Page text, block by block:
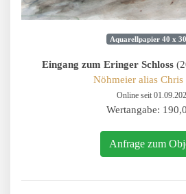
Aquarellpapier 40 x
Eingang zum Eringer Schloss
Nöhmeier alias Chris
Online seit
Wertangabe:
Anfrage zum